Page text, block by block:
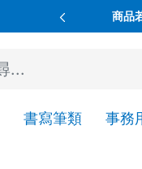
商品
書寫筆類 事務